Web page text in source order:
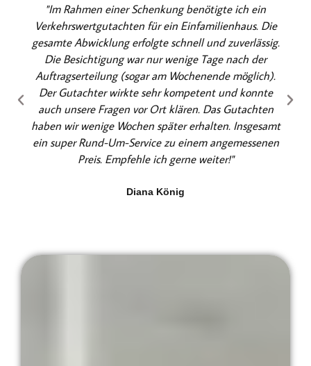
e
r
t
e
t
m
i
t
5
v
n
"Im Rahmen einer Schenkung benötigte ich ein
Verkehrswertgutachten für ein Einfamilienhaus. Die
gesamte Abwicklung erfolgte schnell und zuverlässig.
Die Besichtigung war nur wenige Tage nach der
Auftragserteilung (sogar am Wochenende möglich).
Der Gutachter wirkte sehr kompetent und konnte
auch unsere Fragen vor Ort klären. Das Gutachten
haben wir wenige Wochen später erhalten. Insgesamt
ein super Rund-Um-Service zu einem angemessenen
Preis. Empfehle ich gerne weiter!"
Diana König